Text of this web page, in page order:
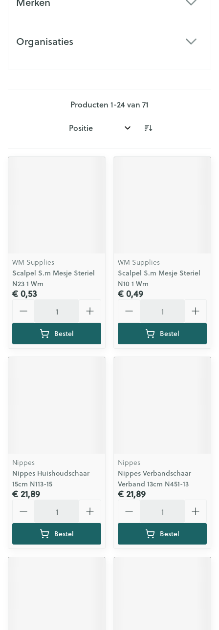
Organisaties
Producten 1-24van 71
Sorteer op:
WM Supplies
Scalpel S.m Mesje Steriel
N23 1 Wm
€ 0,53
Bestel
WM Supplies
Scalpel S.m Mesje Steriel
N10 1 Wm
€ 0,49
Bestel
Nippes
Nippes Huishoudschaar
15cm N113-15
€ 21,89
Bestel
Nippes
Nippes Verbandschaar
Verband 13cm N451-13
€ 21,89
Bestel